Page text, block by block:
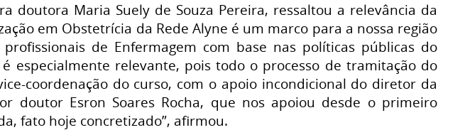
doutora Maria Suely de Souza Pereira, ressaltou a relevância da
em Obstetrícia da Rede Alyne é um marco para a nossa região
de Enfermagem com base nas políticas públicas do
especialmente relevante, pois todo o processo de tramitação do
coordenação do curso, com o apoio incondicional do diretor da
doutor Esron Soares Rocha, que nos apoiou desde o primeiro
fato hoje concretizado”, afirmou.